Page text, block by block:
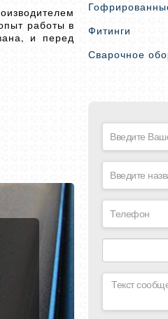
работы в
и перед
Фитинги
Сварочное